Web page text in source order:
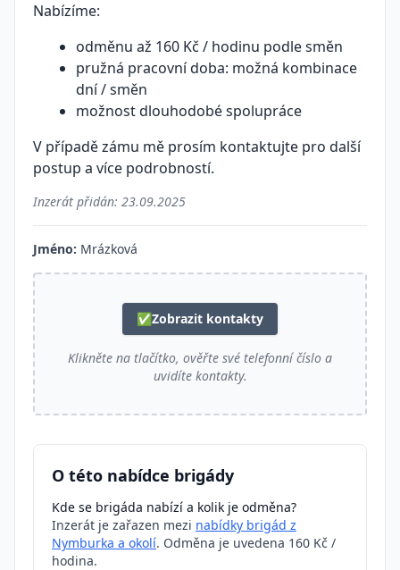
Nabízíme:
odměnu až 160 Kč / hodinu podle směn
pružná pracovní doba: možná kombinace
dní / směn
možnost dlouhodobé spolupráce
V případě zámu mě prosím kontaktujte pro další
postup a více podrobností.
Inzerát přidán: 23.09.2025
Jméno: Mrázková
✅Zobrazit kontakty
Klikněte na tlačítko, ověřte své telefonní číslo a
uvidíte kontakty.
O této nabídce brigády
Kde se brigáda nabízí a kolik je odměna?
Inzerát je zařazen mezi nabídky brigád z
Nymburka a okolí. Odměna je uvedena 160 Kč /
hodina.